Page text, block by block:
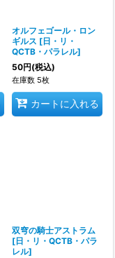
オルフェゴール・ロン
ギルス [日・リ・
QCTB・パラレル]
50円(税込)
在庫数 5枚
カートに入れる
双穹の騎士アストラム
[日・リ・QCTB・パラ
レル]